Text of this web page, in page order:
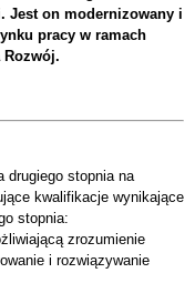
Jest on modernizowany i
pracy w ramach
Rozwój.
drugiego stopnia na
kwalifikacje wynikające
stopnia:
zrozumienie
i rozwiązywanie